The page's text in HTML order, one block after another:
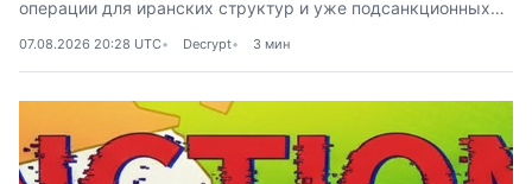
операции для иранских структур и уже подсанкционных
07.08.2026 20:28 UTC Decrypt 3 мин